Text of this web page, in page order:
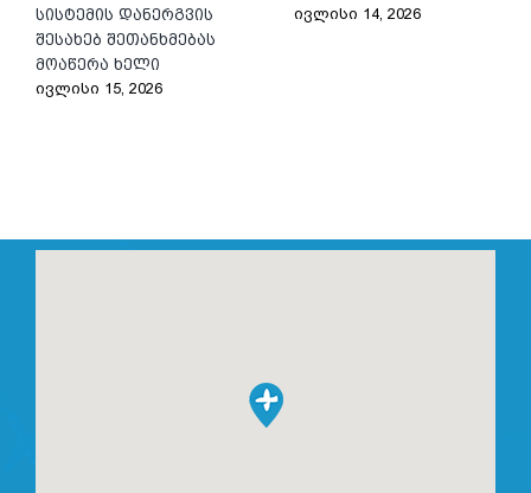
სისტემის დანერგვის
შესახებ შეთანხმებას
მოაწერა ხელი
ივლისი 15, 2026
ივლისი 14, 2026